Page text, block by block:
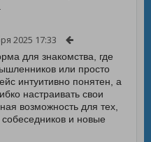
2025 17:33
для знакомства, где
или просто
интуитивно понятен, а
настраивать свои
возможность для тех,
и новые